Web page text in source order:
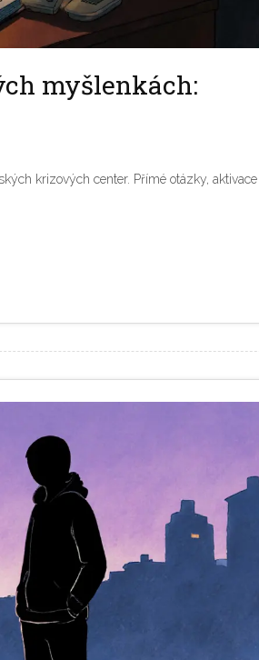
myšlenkách:
krizových center. Přímé otázky, aktivace